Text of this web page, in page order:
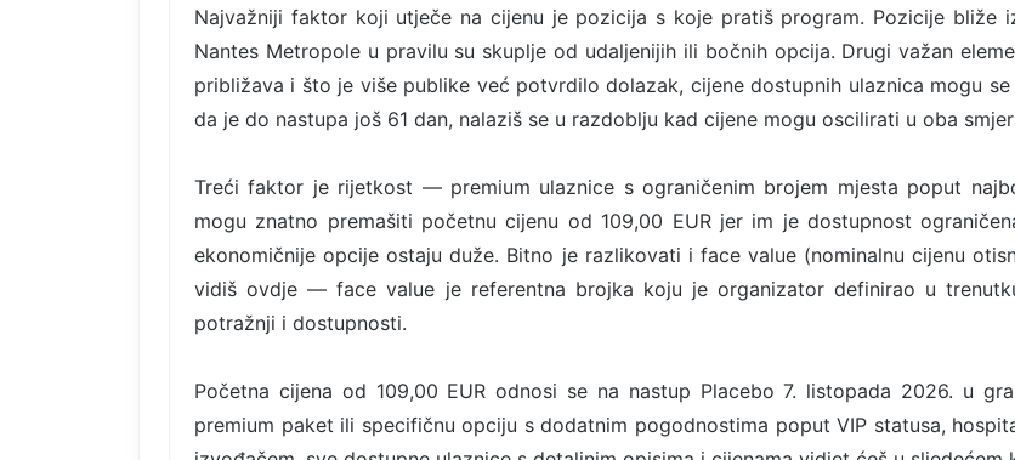
Najvažniji faktor koji utječe na cijenu je pozicija s koje pratiš program. Pozicije bliže
Nantes Metropole u pravilu su skuplje od udaljenijih ili bočnih opcija. Drugi važan
približava i što je više publike već potvrdilo dolazak, cijene dostupnih ulaznica mogu
da je do nastupa još 61 dan, nalaziš se u razdoblju kad cijene mogu oscilirati u oba
Treći faktor je rijetkost — premium ulaznice s ograničenim brojem mjesta poput
mogu znatno premašiti početnu cijenu od 109,00 EUR jer im je dostupnost
ekonomičnije opcije ostaju duže. Bitno je razlikovati i face value (nominalnu cijenu
vidiš ovdje — face value je referentna brojka koju je organizator definirao u
potražnji i dostupnosti.
Početna cijena od 109,00 EUR odnosi se na nastup Placebo 7. listopada 2026. u
premium paket ili specifičnu opciju s dodatnim pogodnostima poput VIP statusa,